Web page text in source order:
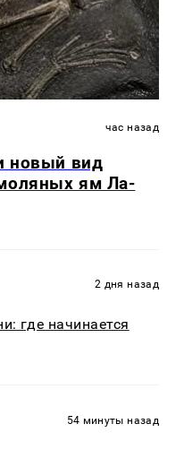
час назад
новый вид
ям Ла-
2 дня назад
где начинается
54 минуты назад